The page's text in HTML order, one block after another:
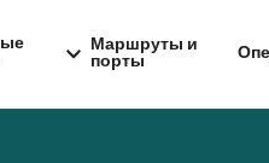
Маршруты и
порты